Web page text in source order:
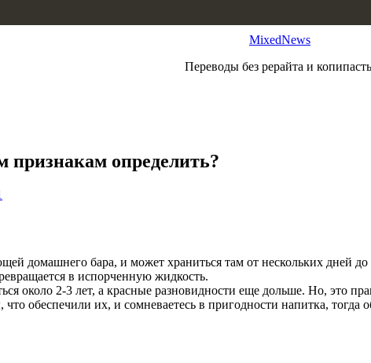
MixedNews
Переводы без рерайта и
признакам определить?
домашнего бара, и может храниться там от нескольких дней
в испорченную жидкость.
около 2-3 лет, а красные разновидности еще дольше. Но, это
обеспечили их, и сомневаетесь в пригодности напитка, тогда